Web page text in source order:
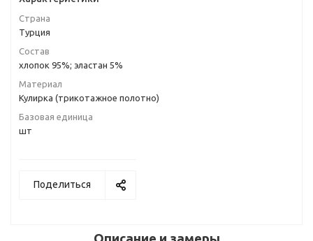
Страна
Турция
Состав
хлопок 95%; эластан 5%
Материал
Кулирка (трикотажное полотно)
Базовая единица
шт
Поделиться